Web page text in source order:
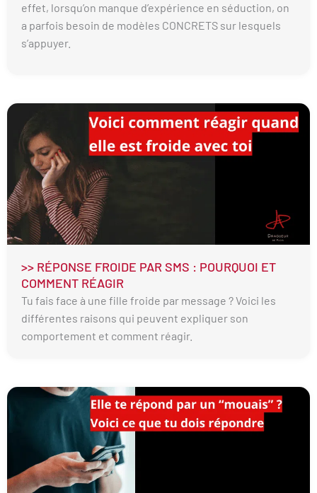
effet, lorsqu’on manque d’expérience en séduction, on
a parfois besoin de modèles CONCRETS sur lesquels
s’appuyer.
>> RÉPONSE FROIDE PAR SMS : POURQUOI ET
COMMENT RÉAGIR
Tu fais face à une fille froide par message ? Voici les
différentes raisons qui peuvent expliquer son
comportement et comment réagir.